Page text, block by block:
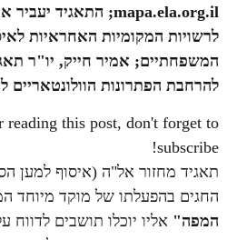
mapa.ela.org.il; התאגיד יעביר
לרשויות המקומיות האחראיות
המשפחתיים; אמיר חייק, יו"ר
להרחבת הפתרונות הוולונטאריים
reading this post, don't forget to
subscribe!
תאגיד מחזור אל"ה (איסוף למען
החגים בהפעלתו של מוקד מיוחד
המפה" אליו יוכלו תושבים לדווח